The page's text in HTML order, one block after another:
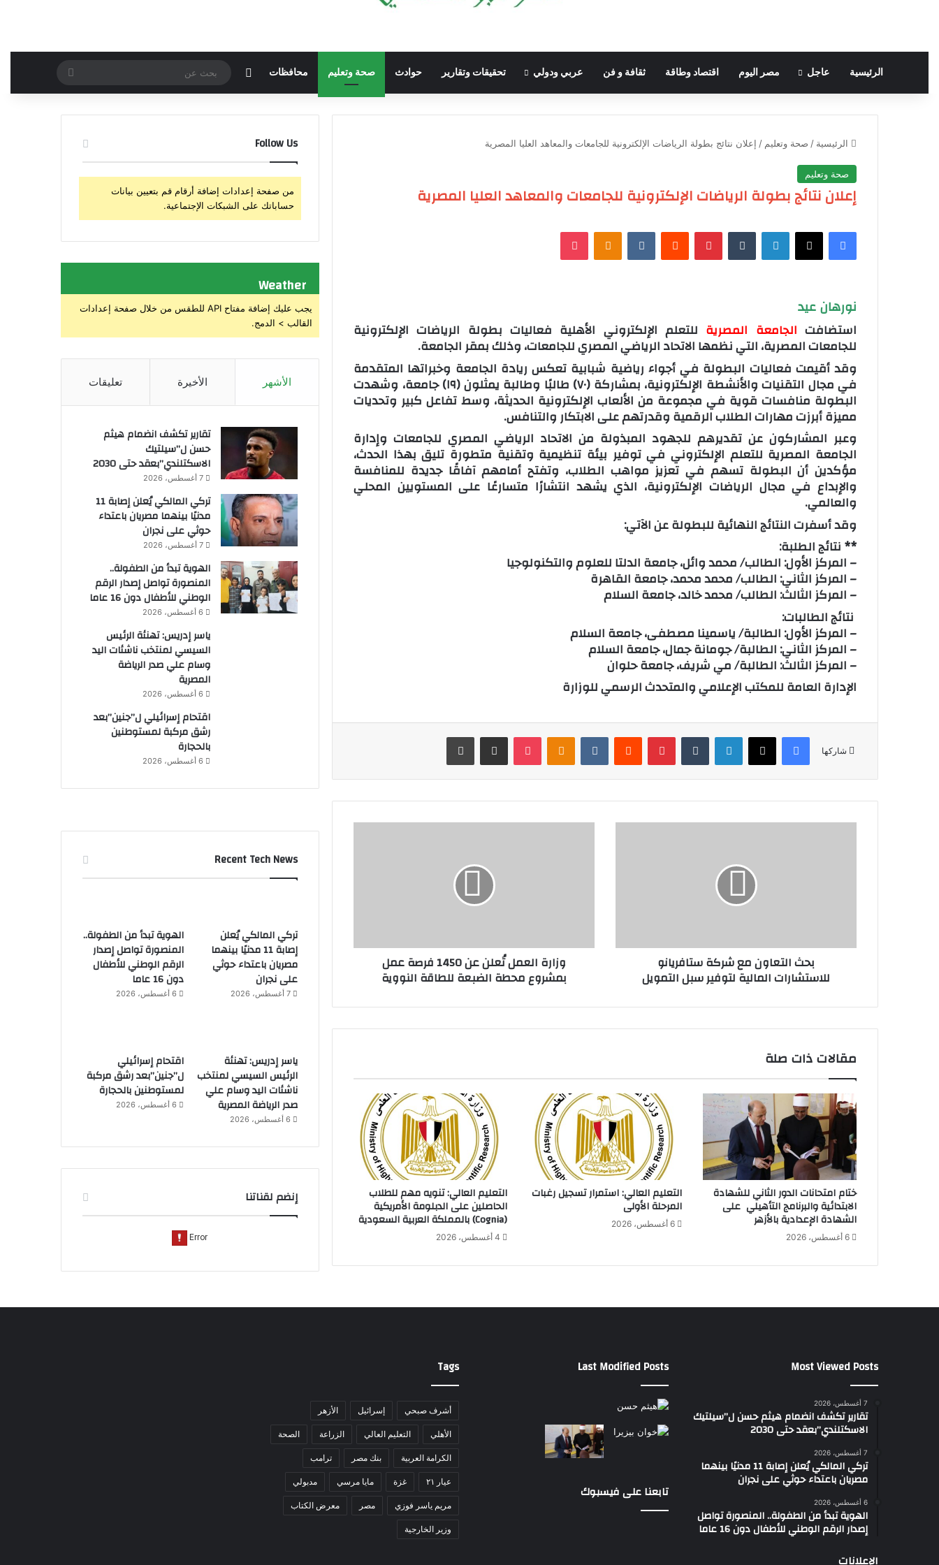
الرئيسية عاجل مصر اليوم اقتصاد وطاقة ثقافة و فن عربي ودولي تحقيقات وتقارير حوادث صحة وتعليم محافظات مقال عشوائي
عن
الرئيسية / صحة وتعليم / إعلان نتائج بطولة الرياضات الإلكترونية للجامعات والمعاهد العليا المصرية
صحة وتعليم
إعلان نتائج بطولة الرياضات الإلكترونية للجامعات والمعاهد العليا المصرية
فيسبوك لينكدإن بينتيريست
نورهان عيد
استضافت الجامعة المصرية للتعلم الإلكتروني الأهلية فعاليات بطولة الرياضات الإلكترونية
للجامعات المصرية، التي نظمها الاتحاد الرياضي المصري للجامعات، وذلك بمقر الجامعة.
وقد أقيمت فعاليات البطولة في أجواء رياضية شبابية تعكس ريادة الجامعة وخبراتها المتقدمة
في مجال التقنيات والأنشطة الإلكترونية، بمشاركة (٧٠) طالبًا وطالبة يمثلون (١٩) جامعة، وشهدت
البطولة منافسات قوية في مجموعة من الألعاب الإلكترونية الحديثة، وسط تفاعل كبير وتحديات
مميزة أبرزت مهارات الطلاب الرقمية وقدرتهم على الابتكار والتنافس.
وعبر المشاركون عن تقديرهم للجهود المبذولة من الاتحاد الرياضي المصري للجامعات وإدارة
الجامعة المصرية للتعلم الإلكتروني في توفير بيئة تنظيمية وتقنية متطورة تليق بهذا الحدث،
مؤكدين أن البطولة تسهم في تعزيز مواهب الطلاب، وتفتح أمامهم آفاقًا جديدة للمنافسة
والإبداع في مجال الرياضات الإلكترونية، الذي يشهد انتشارًا متسارعًا على المستويين المحلي
والعالمي.
وقد أسفرت النتائج النهائية للبطولة عن الآتي:
** نتائج الطلبة:
– المركز الأول: الطالب/ محمد وائل، جامعة الدلتا للعلوم والتكنولوجيا
– المركز الثاني: الطالب/ محمد محمد، جامعة القاهرة
– المركز الثالث: الطالب/ محمد خالد، جامعة السلام
نتائج الطالبات:
– المركز الأول: الطالبة/ ياسمينا مصطفى، جامعة السلام
– المركز الثاني: الطالبة/ جومانة جمال، جامعة السلام
– المركز الثالث: الطالبة/ مي شريف، جامعة حلوان
الإدارة العامة للمكتب الإعلامي والمتحدث الرسمي للوزارة
شاركها
فيسبوك لينكدإن بينتيريست
و
ش
س
ت
ف
ر
ي
ا
ن
و
ل
ل
ا
س
ش
م
ا
ل
ي
ة
و
ي
ر
س
ل
بحث التعاون مع شركة ستافريانو
للاستشارات المالية لتوفير سبل التمويل
م
ل
4
5
ف
ر
ص
ة
م
ر
ا
ع
ة
ل
ط
وزارة العمل تُعلن عن 1450 فرصة عمل
بمشروع محطة الضبعة للطاقة النووية
مقالات ذات صلة
ختام امتحانات الدور الثاني للشهادة
الابتدائية والبرنامج التأهيلي على
الشهادة الإعدادية بالأزهر
6 أغسطس، 2026
التعليم العالي: استمرار تسجيل رغبات
المرحلة الأولى
6 أغسطس، 2026
التعليم العالي: تنويه مهم للطلاب
الحاصلين على الدبلومة الأمريكية
(Cognia) بالمملكة العربية السعودية
4 أغسطس، 2026
Follow Us
من صفحة إعدادات إضافة أرقام قم بتعيين بيانات
حساباتك على الشبكات الإجتماعية.
Weather
يجب عليك إضافة مفتاح API للطقس من خلال صفحة إعدادات
القالب > الدمج.
الأشهر الأخيرة تعليقات
تقارير تكشف انضمام هيثم
حسن ل”سيلتيك
الاسكتلندي”بعقد حتى 2030
7 أغسطس، 2026
تركي المالكي يُعلن إصابة 11
مدنيًا بينهما مصريان باعتداء
حوثي على نجران
7 أغسطس، 2026
الهوية تبدأ من الطفولة..
المنصورة تواصل إصدار الرقم
الوطني للأطفال دون 16 عاما
6 أغسطس، 2026
ياسر إدريس: تهنئة الرئيس
السيسي لمنتخب ناشئات اليد
وسام علي صدر الرياضة
المصرية
6 أغسطس، 2026
اقتحام إسرائيلي ل”جنين”بعد
رشق مركبة لمستوطنين
بالحجارة
6 أغسطس، 2026
Recent Tech News
تركي المالكي يُعلن
إصابة 11 مدنيًا بينهما
مصريان باعتداء حوثي
على نجران
7 أغسطس، 2026
الهوية تبدأ من الطفولة..
المنصورة تواصل إصدار
الرقم الوطني للأطفال
دون 16 عاما
6 أغسطس، 2026
ياسر إدريس: تهنئة
الرئيس السيسي لمنتخب
ناشئات اليد وسام علي
صدر الرياضة المصرية
6 أغسطس، 2026
اقتحام إسرائيلي
ل”جنين”بعد رشق مركبة
لمستوطنين بالحجارة
6 أغسطس، 2026
إنضم لقناتنا
Most Viewed Posts
7 أغسطس، 2026
تقارير تكشف انضمام هيثم حسن ل”سيلتيك
الاسكتلندي”بعقد حتى 2030
7 أغسطس، 2026
تركي المالكي يُعلن إصابة 11 مدنيًا بينهما
مصريان باعتداء حوثي على نجران
6 أغسطس، 2026
الهوية تبدأ من الطفولة.. المنصورة تواصل
إصدار الرقم الوطني للأطفال دون 16 عاما
الإعلانات
Last Modified Posts
تابعنا على فيسبوك
Tags
أشرف صبحي إسرائيل الأزهر
الأهلي التعليم العالي الزراعة الصحة
الكرامة العربية بنك مصر ترامب
عيار ٢١ غزة مايا مرسي مدبولي
مريم ياسر فوزي مصر معرض الكتاب
وزير الخارجية